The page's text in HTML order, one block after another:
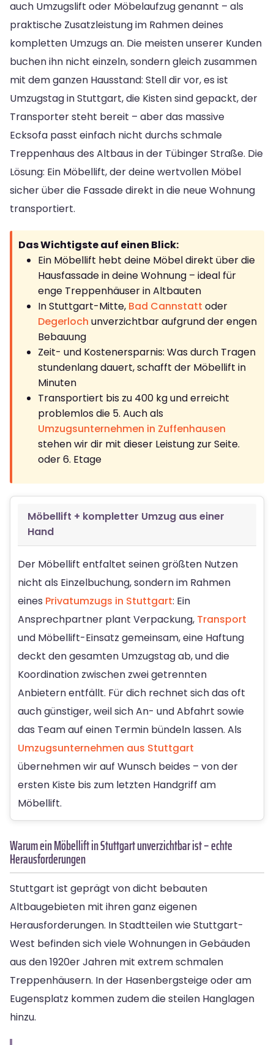
auch Umzugslift oder Möbelaufzug genannt – als
praktische Zusatzleistung im Rahmen deines
kompletten Umzugs an. Die meisten unserer Kunden
buchen ihn nicht einzeln, sondern gleich zusammen
mit dem ganzen Hausstand: Stell dir vor, es ist
Umzugstag in Stuttgart, die Kisten sind gepackt, der
Transporter steht bereit – aber das massive
Ecksofa passt einfach nicht durchs schmale
Treppenhaus des Altbaus in der Tübinger Straße. Die
Lösung: Ein Möbellift, der deine wertvollen Möbel
sicher über die Fassade direkt in die neue Wohnung
transportiert.
Das Wichtigste auf einen Blick:
Ein Möbellift hebt deine Möbel direkt über die
Hausfassade in deine Wohnung – ideal für
enge Treppenhäuser in Altbauten
In Stuttgart-Mitte, Bad Cannstatt oder
Degerloch unverzichtbar aufgrund der engen
Bebauung
Zeit- und Kostenersparnis: Was durch Tragen
stundenlang dauert, schafft der Möbellift in
Minuten
Transportiert bis zu 400 kg und erreicht
problemlos die 5. Auch als
Umzugsunternehmen in Zuffenhausen
stehen wir dir mit dieser Leistung zur Seite.
oder 6. Etage
Möbellift + kompletter Umzug aus einer
Hand
Der Möbellift entfaltet seinen größten Nutzen
nicht als Einzelbuchung, sondern im Rahmen
eines Privatumzugs in Stuttgart: Ein
Ansprechpartner plant Verpackung, Transport
und Möbellift-Einsatz gemeinsam, eine Haftung
deckt den gesamten Umzugstag ab, und die
Koordination zwischen zwei getrennten
Anbietern entfällt. Für dich rechnet sich das oft
auch günstiger, weil sich An- und Abfahrt sowie
das Team auf einen Termin bündeln lassen. Als
Umzugsunternehmen aus Stuttgart
übernehmen wir auf Wunsch beides – von der
ersten Kiste bis zum letzten Handgriff am
Möbellift.
Warum ein Möbellift in Stuttgart unverzichtbar ist – echte
Herausforderungen
Stuttgart ist geprägt von dicht bebauten
Altbaugebieten mit ihren ganz eigenen
Herausforderungen. In Stadtteilen wie Stuttgart-
West befinden sich viele Wohnungen in Gebäuden
aus den 1920er Jahren mit extrem schmalen
Treppenhäusern. In der Hasenbergsteige oder am
Eugensplatz kommen zudem die steilen Hanglagen
hinzu.